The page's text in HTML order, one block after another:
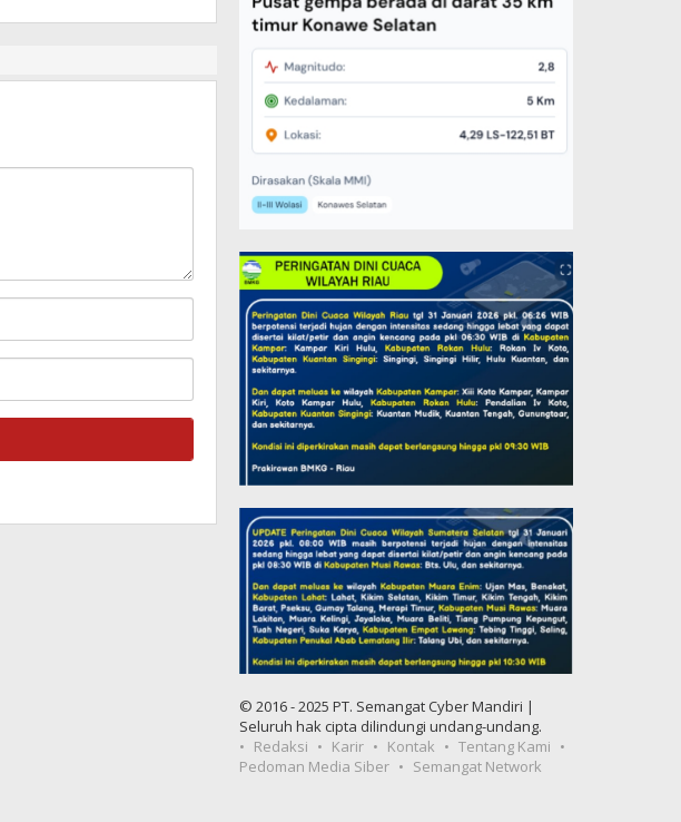
© 2016 - 2025 PT. Semangat Cyber Mandiri |
Seluruh hak cipta dilindungi undang-undang.
Redaksi
Karir Kontak
Tentang Kami
Pedoman Media Siber
Semangat Network